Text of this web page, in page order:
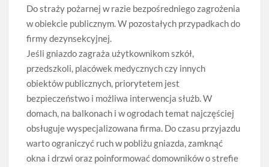
Do straży pożarnej w razie bezpośredniego zagrożenia
w obiekcie publicznym. W pozostałych przypadkach do
firmy dezynsekcyjnej.
Jeśli gniazdo zagraża użytkownikom szkół,
przedszkoli, placówek medycznych czy innych
obiektów publicznych, priorytetem jest
bezpieczeństwo i możliwa interwencja służb. W
domach, na balkonach i w ogrodach temat najczęściej
obsługuje wyspecjalizowana firma. Do czasu przyjazdu
warto ograniczyć ruch w pobliżu gniazda, zamknąć
okna i drzwi oraz poinformować domowników o strefie